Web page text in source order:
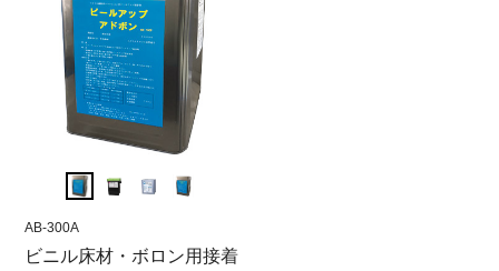
AB-300A
ビニル床材・ボロン用接着